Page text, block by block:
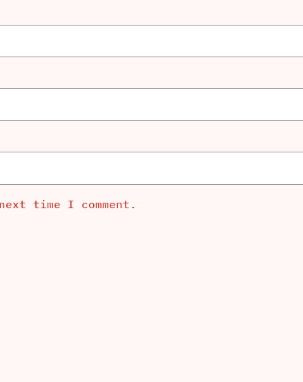
time I comment.